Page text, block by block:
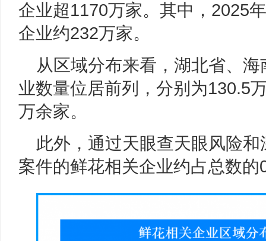
企业超1170万家。其中，2025
企业约232万家。
从区域分布来看，湖北省、
业数量位居前列，分别为130.5
万余家。
此外，通过天眼查天眼风险
案件的鲜花相关企业约占总数的